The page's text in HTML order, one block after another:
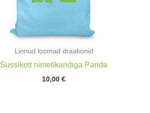
Linnud loomad draakonid
Sussikott nimetikandiga Panda
10,00€